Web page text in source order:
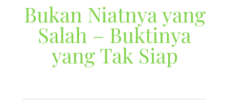
Bukan Niatnya yang
Salah – Buktinya
yang Tak Siap